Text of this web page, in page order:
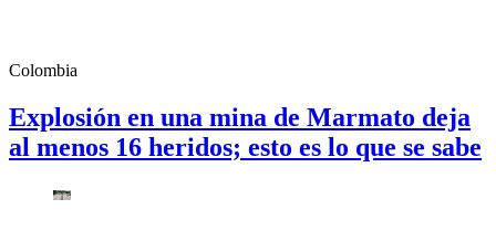
Colombia
Explosión en una mina de Marmato deja
al menos 16 heridos; esto es lo que se sabe